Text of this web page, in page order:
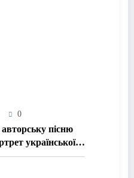
0
пісню
української